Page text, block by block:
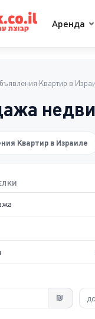
Аренда
Квартир в
Квартир в Израиле